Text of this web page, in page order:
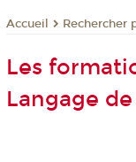
Accueil Rechercher
Les
Langage